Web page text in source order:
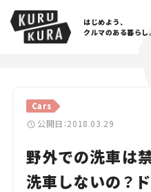
はじめよう、
クルマのある暮らし。
Cars
公開日：2018.03.29
野外での洗車は
洗車しないの？
Cars
Lifestyle
Traffic